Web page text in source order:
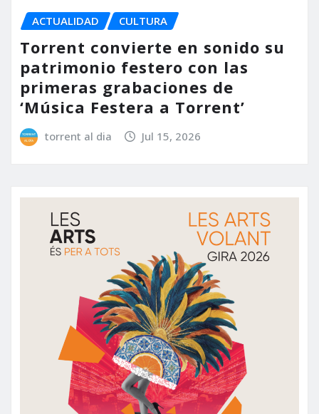
ACTUALIDAD CULTURA
Torrent convierte en sonido su
patrimonio festero con las
primeras grabaciones de
‘Música Festera a Torrent’
torrent al dia Jul 15, 2026